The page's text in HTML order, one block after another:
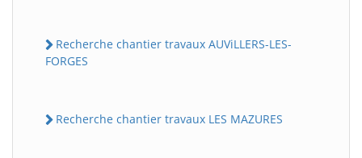
Recherche chantier travaux AUViLLERS-LES-
FORGES
Recherche chantier travaux LES MAZURES